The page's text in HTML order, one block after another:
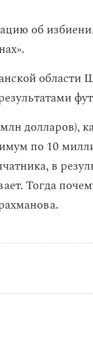
об
области
долларов),
по 10
в
Тогда